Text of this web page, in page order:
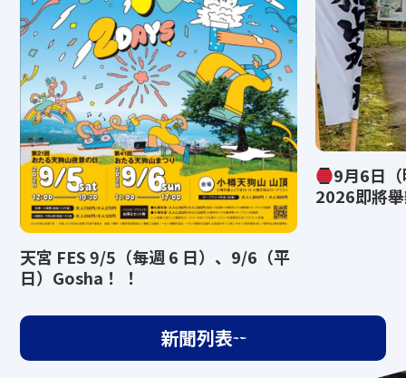
天宮 FES 9/5（每週 6 日）、9/6（平
日）Gosha！ ！
9月6日
2026即將
新聞列表